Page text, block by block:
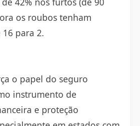
os roubos tenham
para 2.
o papel do seguro
instrumento de
e proteção